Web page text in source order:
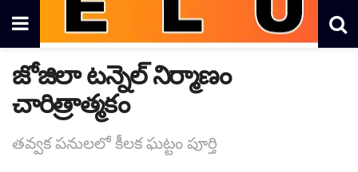
జోజిలా టన్నెల్ నిర్మాణం
చారిత్రాత్మ‌కం
తవ్వక పనులలో కీలక ఘట్టం పూర్తి